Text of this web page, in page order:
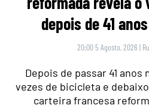
depois de 41
20:00 5 Agosto, 2026 |
Depois de passar 41
vezes de bicicleta e
carteira francesa